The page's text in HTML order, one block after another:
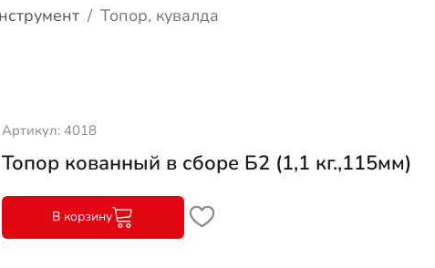
Топор, кувалда
Артикул: 4018
Топор кованный в сборе Б2 (1,1 кг.,115мм)
В корзину